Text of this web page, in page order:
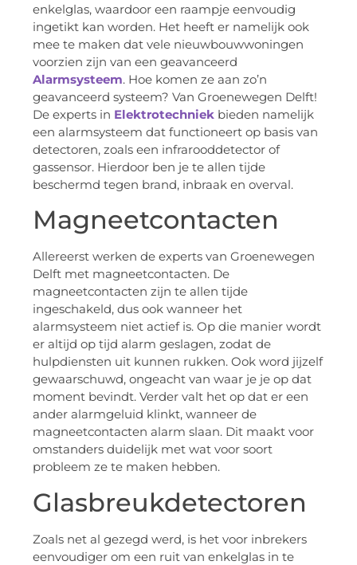
enkelglas, waardoor een raampje eenvoudig
ingetikt kan worden. Het heeft er namelijk ook
mee te maken dat vele nieuwbouwwoningen
voorzien zijn van een geavanceerd
Alarmsysteem. Hoe komen ze aan zo’n
geavanceerd systeem? Van Groenewegen Delft!
De experts in Elektrotechniek bieden namelijk
een alarmsysteem dat functioneert op basis van
detectoren, zoals een infrarooddetector of
gassensor. Hierdoor ben je te allen tijde
beschermd tegen brand, inbraak en overval.
Magneetcontacten
Allereerst werken de experts van Groenewegen
Delft met magneetcontacten. De
magneetcontacten zijn te allen tijde
ingeschakeld, dus ook wanneer het
alarmsysteem niet actief is. Op die manier wordt
er altijd op tijd alarm geslagen, zodat de
hulpdiensten uit kunnen rukken. Ook word jijzelf
gewaarschuwd, ongeacht van waar je je op dat
moment bevindt. Verder valt het op dat er een
ander alarmgeluid klinkt, wanneer de
magneetcontacten alarm slaan. Dit maakt voor
omstanders duidelijk met wat voor soort
probleem ze te maken hebben.
Glasbreukdetectoren
Zoals net al gezegd werd, is het voor inbrekers
eenvoudiger om een ruit van enkelglas in te